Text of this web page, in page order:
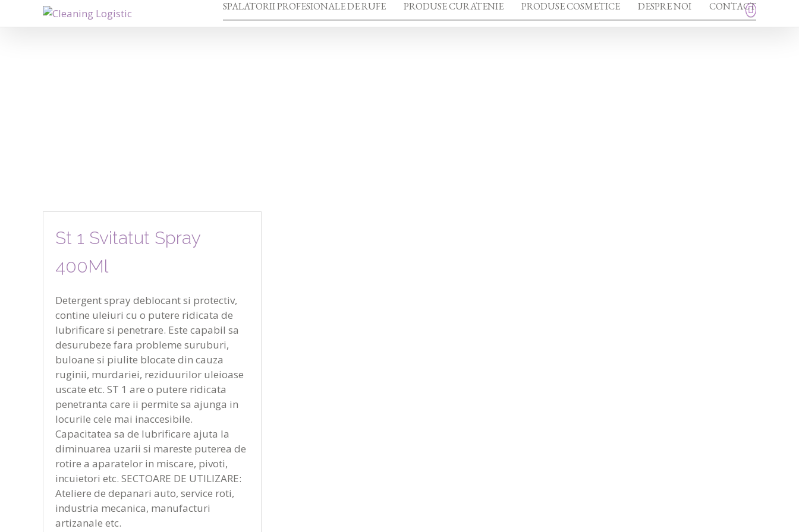
SPALATORII PROFESIONALE DE RUFE PRODUSE CURATENIE PRODUSE COSMETICE DESPRE NOI CONTACT
St 1 Svitatut Spray
400Ml
Detergent spray deblocant si protectiv,
contine uleiuri cu o putere ridicata de
lubrificare si penetrare. Este capabil sa
desurubeze fara probleme suruburi,
buloane si piulite blocate din cauza
ruginii, murdariei, reziduurilor uleioase
uscate etc. ST 1 are o putere ridicata
penetranta care ii permite sa ajunga in
locurile cele mai inaccesibile.
Capacitatea sa de lubrificare ajuta la
diminuarea uzarii si mareste puterea de
rotire a aparatelor in miscare, pivoti,
incuietori etc. SECTOARE DE UTILIZARE:
Ateliere de depanari auto, service roti,
industria mecanica, manufacturi
artizanale etc.